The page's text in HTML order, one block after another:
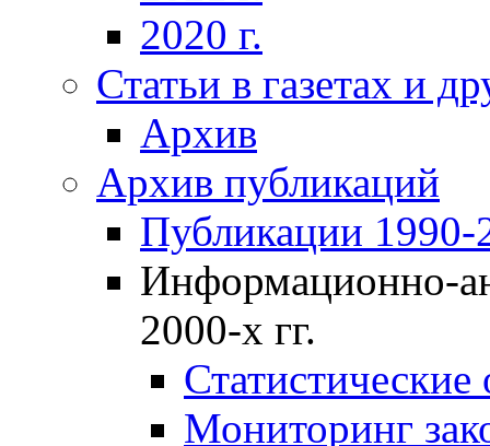
2020 г.
Статьи в газетах и
Архив
Архив публикаций
Публикации 1990-
Информационно-
2000-х гг.
Мониторинг